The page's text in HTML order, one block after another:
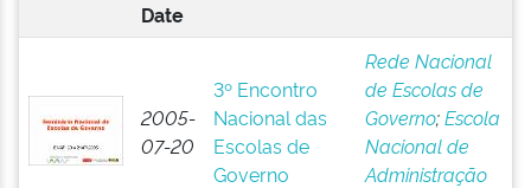
Date
2005-
07-20
3º Encontro
Nacional das
Escolas de
Governo
Rede Nacional
de Escolas de
Governo;Escola
Nacional de
Administração